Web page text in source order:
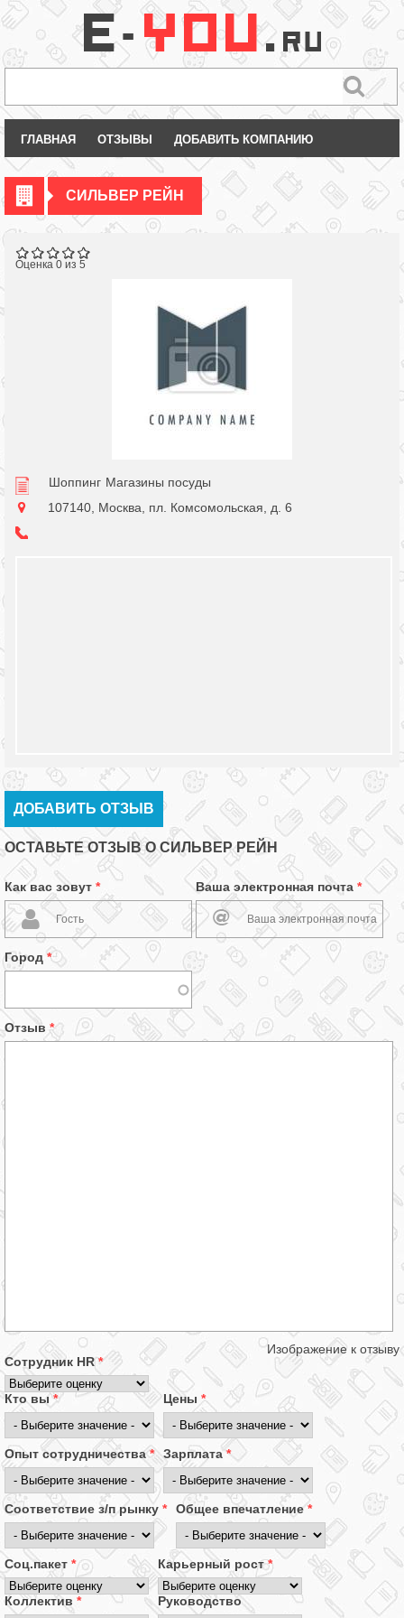
ГЛАВНАЯ ОТЗЫВЫ ДОБАВИТЬ КОМПАНИЮ
СИЛЬВЕР РЕЙН
Оценка 0 из 5
Шоппинг Магазины посуды
107140, Москва, пл. Комсомольская, д. 6
ДОБАВИТЬ ОТЗЫВ
ОСТАВЬТЕ ОТЗЫВ О СИЛЬВЕР РЕЙН
Как вас зовут * Ваша электронная почта *
Город *
Отзыв *
Изображение к отзыву
Сотрудник HR*
Кто вы* Цены *
Опыт сотрудничества* Зарплата*
Соответствие з/п рынку * Общее впечатление*
Соц.пакет * Карьерный рост*
Коллектив * Руководство